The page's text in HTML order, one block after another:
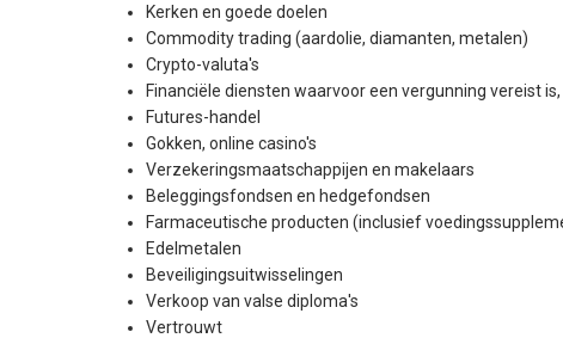
Kerken en goede doelen
Commodity trading (aardolie, diamanten, metalen)
Crypto-valuta's
Financiële diensten waarvoor een vergunning vereist
Futures-handel
Gokken, online casino's
Verzekeringsmaatschappijen en makelaars
Beleggingsfondsen en hedgefondsen
Farmaceutische producten (inclusief
Edelmetalen
Beveiligingsuitwisselingen
Verkoop van valse diploma's
Vertrouwt